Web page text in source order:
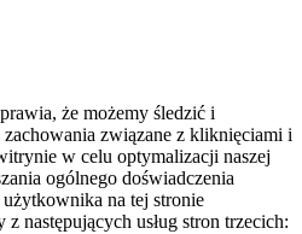
że możemy śledzić i
związane z kliknięciami i
w celu optymalizacji naszej
ogólnego doświadczenia
na tej stronie
następujących usług stron trzecich: